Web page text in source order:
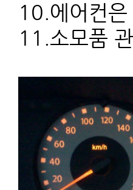
10.에어컨
11.소모품